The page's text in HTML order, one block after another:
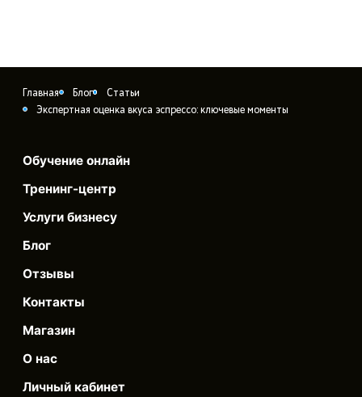
Главная Блог
Статьи
Экспертная оценка вкуса эспрессо: ключевые моменты
Обучение онлайн
Тренинг-центр
Услуги бизнесу
Блог
Отзывы
Контакты
Магазин
О нас
Личный кабинет